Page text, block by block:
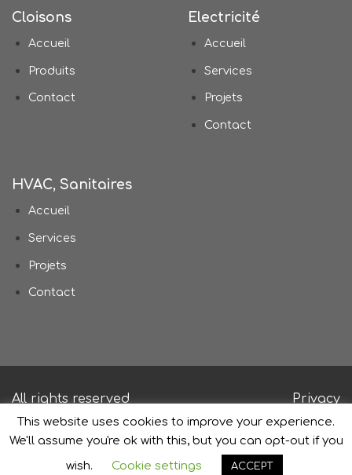
Cloisons
Accueil
Produits
Contact
Electricité
Accueil
Services
Projets
Contact
HVAC, Sanitaires
Accueil
Services
Projets
Contact
All rights reserved Privacy
This website uses cookies to improve your experience.
We'll assume you're ok with this, but you can opt-out if you
wish.
Cookie settings ACCEPT